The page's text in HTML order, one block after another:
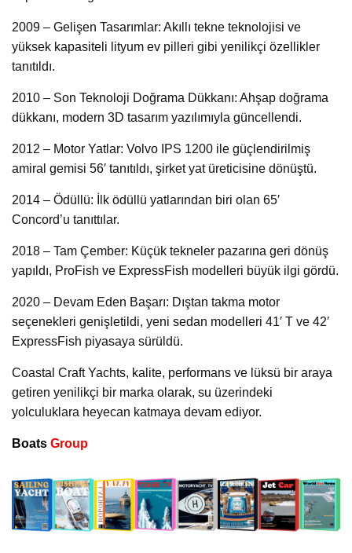
2009 – Gelişen Tasarımlar: Akıllı tekne teknolojisi ve
yüksek kapasiteli lityum ev pilleri gibi yenilikçi özellikler
tanıtıldı.
2010 – Son Teknoloji Doğrama Dükkanı: Ahşap doğrama
dükkanı, modern 3D tasarım yazılımıyla güncellendi.
2012 – Motor Yatlar: Volvo IPS 1200 ile güçlendirilmiş
amiral gemisi 56′ tanıtıldı, şirket yat üreticisine dönüştü.
2014 – Ödüllü: İlk ödüllü yatlarından biri olan 65′
Concord’u tanıttılar.
2018 – Tam Çember: Küçük tekneler pazarına geri dönüş
yapıldı, ProFish ve ExpressFish modelleri büyük ilgi gördü.
2020 – Devam Eden Başarı: Dıştan takma motor
seçenekleri genişletildi, yeni sedan modelleri 41′ T ve 42′
ExpressFish piyasaya sürüldü.
Coastal Craft Yachts, kalite, performans ve lüksü bir araya
getiren yenilikçi bir marka olarak, su üzerindeki
yolculuklara heyecan katmaya devam ediyor.
Boats Group